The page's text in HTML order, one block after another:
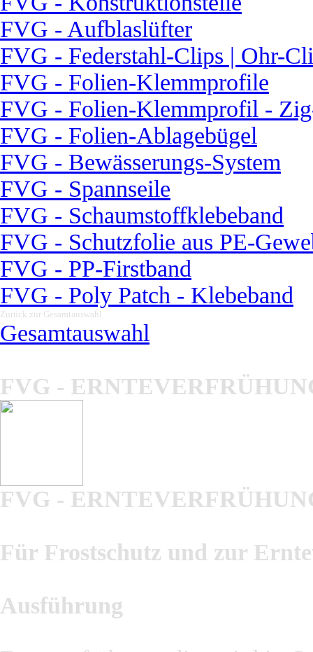
FVG - Aufblaslüfter
FVG - Federstahl-Clips | Ohr-
FVG - Folien-Klemmprofile
FVG - Folien-Klemmprofil -
FVG - Folien-Ablagebügel
FVG - Bewässerungs-System
FVG - Spannseile
FVG - Schaumstoffklebeband
FVG - Schutzfolie aus PE-
FVG - PP-Firstband
FVG - Poly Patch - Klebeband
Zurück zur Gesamtauswahl
Gesamtauswahl
FVG -
FVG -
Für Frostschutz und zur
Ausführung